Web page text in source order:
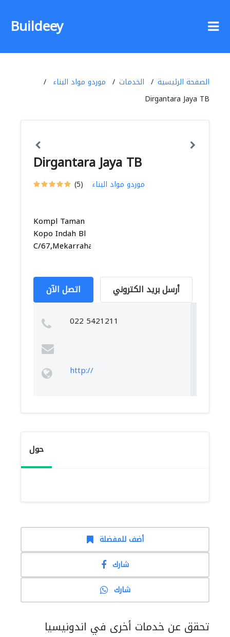
Buildeey
الصفحة الرئيسية الخدمات
موردو مواد البناء
Dirgantara Jaya TB
Dirgantara Jaya TB
(5) موردو مواد البناء
Kompl Taman
Kopo Indah Bl
C/67,Mekarrahayu,Margaas...
اتصل الآن أرسل بريد الكتروني
022 5421211
http://
حول
أضف للمفضلة
شارك
شارك
تحقق عن خدمات أخرى في اندونيسيا